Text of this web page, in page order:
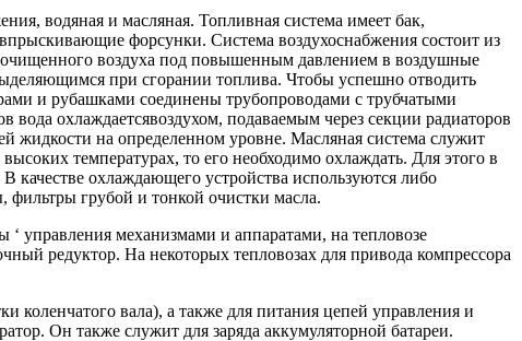
водяная и масляная. Топливная система имеет бак,
форсунки. Система воздухоснабжения состоит из
очищенного воздуха под повышенным давлением в воздушные
при сгорании топлива. Чтобы успешно отводить
и рубашками соединены трубопроводами с трубчатыми
охлаждаетсявоздухом, подаваемым через секции радиаторов
жидкости на определенном уровне. Масляная система служит
температурах, то его необходимо охлаждать. Для этого в
охлаждающего устройства используются либо
грубой и тонкой очистки масла.
‘ управления механизмами и аппаратами, на тепловозе
редуктор. На некоторых тепловозах для привода компрессора
коленчатого вала), а также для питания цепей управления и
Он также служит для заряда аккумуляторной батареи.